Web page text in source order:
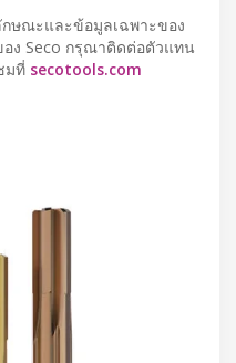
ษณะและข้อมูลเฉพาะของ
ง Seco กรุณาติดต่อตัวแทน
มที่ secotools.com